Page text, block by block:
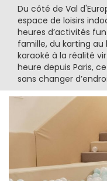
Du côté de Val
espace de loisirs
heures d’activités
famille, du karting
karaoké à la réalité
heure depuis Paris,
sans changer